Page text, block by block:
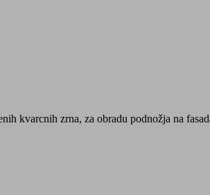
kvarcnih zrna, za obradu podnožja na